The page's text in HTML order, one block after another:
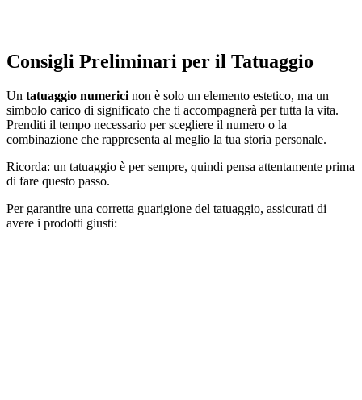
Consigli Preliminari per il Tatuaggio
Un tatuaggio numerici non è solo un elemento estetico, ma un
simbolo carico di significato che ti accompagnerà per tutta la vita.
Prenditi il tempo necessario per scegliere il numero o la
combinazione che rappresenta al meglio la tua storia personale.
Ricorda: un tatuaggio è per sempre, quindi pensa attentamente prima
di fare questo passo.
Per garantire una corretta guarigione del tatuaggio, assicurati di
avere i prodotti giusti: